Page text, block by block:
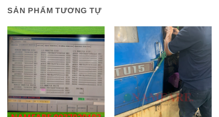
SẢN PHẨM TƯƠNG TỰ